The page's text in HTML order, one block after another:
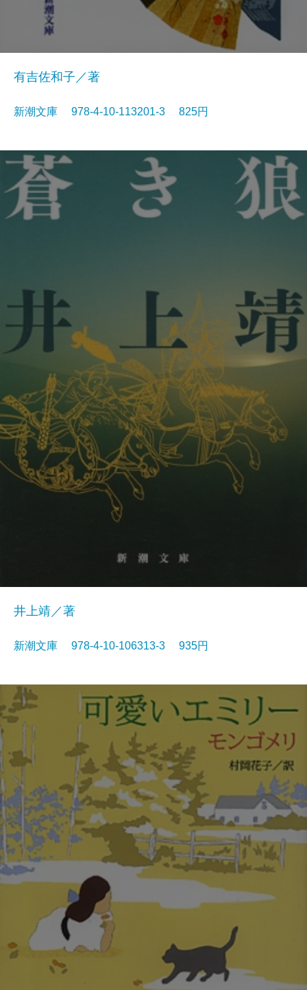
有吉佐和子／著
新潮文庫 978-4-10-113201-3 825円
井上靖／著
新潮文庫 978-4-10-106313-3 935円